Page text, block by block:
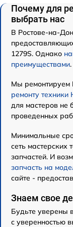
Почему для
выбрать нас
В Ростове-на-
1279S. Однако
преимуществами.
Мы ремонтируем
ремонту техники
для мастеров не
проведенных
Минимальные
сеть мастерских
запчастей. И
запчасть на
сайте -
Знаем свое
Будьте уверены
с уверенностью